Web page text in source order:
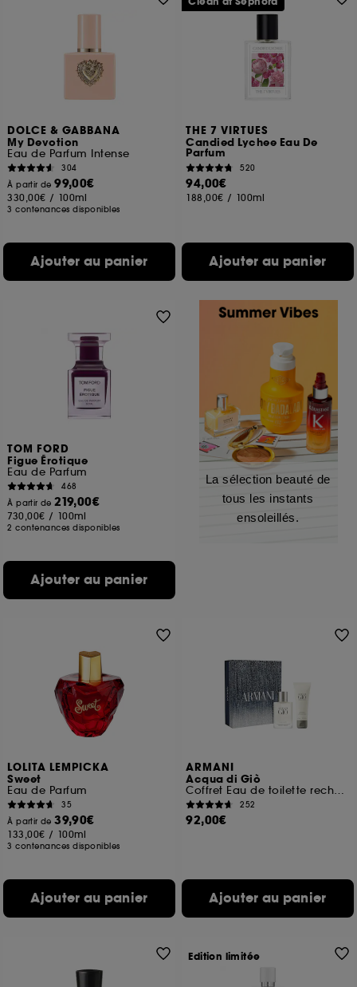
DOLCE & GABBANA
My Devotion
Eau de Parfum Intense
304
À partir de99,00€
330,00€ / 100ml
3 contenances disponibles
Ajouter au panier
THE 7 VIRTUES
Candied Lychee Eau De
Parfum
520
94,00€
188,00€ / 100ml
Ajouter au panier
TOM FORD
Figue Érotique
Eau de Parfum
468
À partir de219,00€
730,00€ / 100ml
2 contenances disponibles
Ajouter au panier
La sélection beauté de
tous les instants
ensoleillés.
LOLITA LEMPICKA
Sweet
Eau de Parfum
35
À partir de39,90€
133,00€ / 100ml
3 contenances disponibles
Ajouter au panier
ARMANI
Acqua di Giò
Coffret Eau de toilette rechargeable pour homme
252
92,00€
Ajouter au panier
Edition limitée